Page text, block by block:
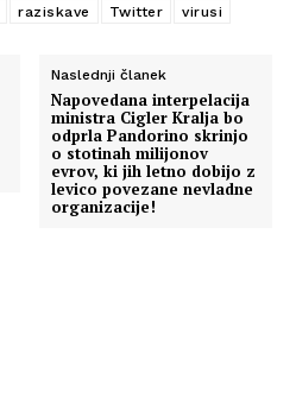
raziskave Twitter virusi
Naslednji članek
Napovedana interpelacija
ministra Cigler Kralja bo
odprla Pandorino skrinjo
o stotinah milijonov
evrov, ki jih letno dobijo z
levico povezane nevladne
organizacije!